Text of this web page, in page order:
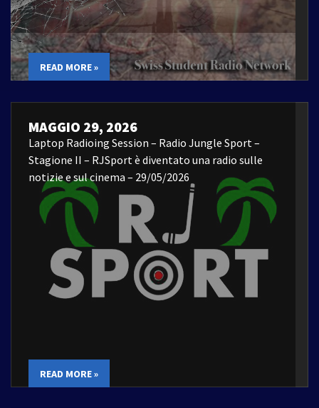
READ MORE »
MAGGIO 29, 2026
Laptop Radioing Session – Radio Jungle Sport –
Stagione II – RJSport è diventato una radio sulle
notizie e sul cinema – 29/05/2026
READ MORE »